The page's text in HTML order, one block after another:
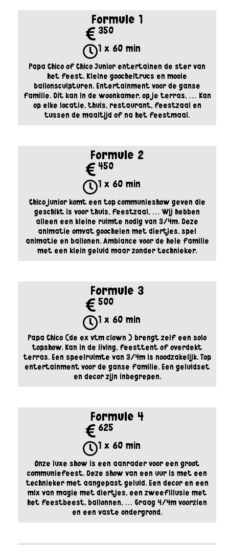
Formule 1
350
1 x 60 min
Papa Chico of Chico Junior entertainen de ster van
het feest. Kleine goocheltrucs en mooie
ballonsculpturen. Entertainment voor de ganse
familie. Dit kan in de woonkamer, op je terras, … Kan
op elke locatie, thuis, restaurant, feestzaal en
tussen de maaltijd of na het feestmaal.
Formule 2
450
1 x 60 min
Chico junior komt een top communieshow geven die
geschikt is voor thuis, feestzaal, … Wij hebben
alleen een kleine ruimte nodig van 3/4m. Deze
animatie omvat goochelen met diertjes, spel
animatie en ballonen. Ambiance voor de hele familie
met een klein geluid maar zonder technieker.
Formule 3
500
1 x 60 min
Papa Chico (de ex vtm clown ) brengt zelf een solo
topshow. Kan in de living, feesttent of overdekt
terras. Een speelruimte van 3/4m is noodzakelijk. Top
entertainment voor de ganse familie. Een geluidset
en decor zijn inbegrepen.
Formule 4
625
1 x 60 min
Onze luxe show is een aanrader voor een groot
communiefeest. Deze show van een uur is met een
technieker met aangepast geluid. Een decor en een
mix van magie met diertjes, een zweefillusie met
het feestbeest, ballonnen, … Graag 4/4m voorzien
en een vaste ondergrond.